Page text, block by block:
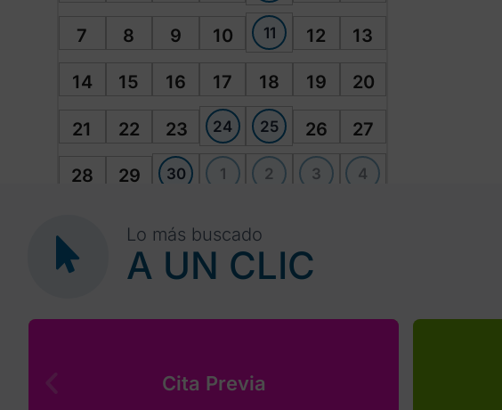
7 8 9 10 11 12 13
14 15 16 17 18 19 20
21 22 23 24 25 26 27
28 29 30 1 2 3 4
Lo más buscado
A UN CLIC
Cita Previa